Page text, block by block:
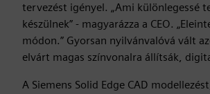
tervezést igényel. „Ami különlegessé
készülnek” - magyarázza a CEO.
módon.” Gyorsan nyilvánvalóvá vált
elvárt magas színvonalra állítsák,
A Siemens Solid Edge CAD